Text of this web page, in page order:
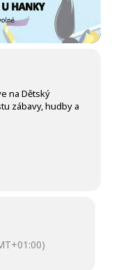
na Dětský
zábavy, hudby a